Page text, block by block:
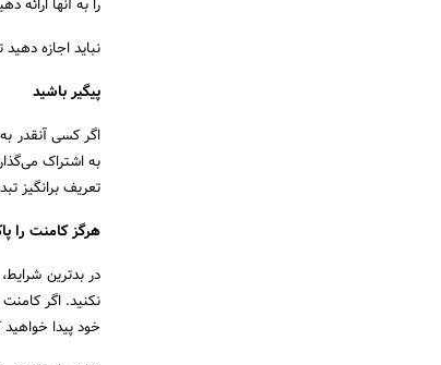
را به آنها ارائه
نباید اجازه
پیگیر باشید
اگر کسی آنقدر
به اشتراک
تعریف برانگیز
هرگز کامنت را
در بدترین
نکنید. اگر
خود پیدا خواهید